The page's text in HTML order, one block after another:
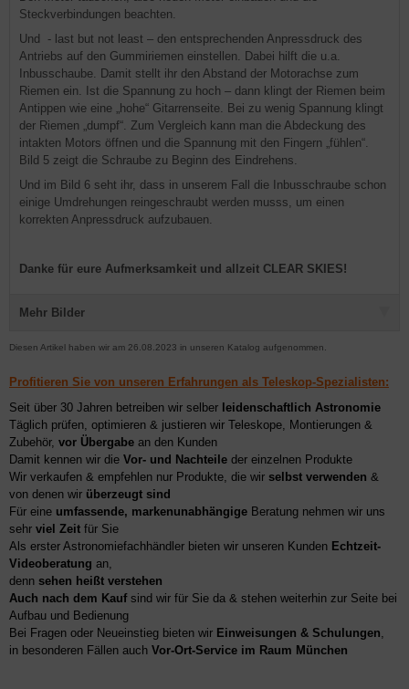
Steckverbindungen beachten.
Und - last but not least – den entsprechenden Anpressdruck des
Antriebs auf den Gummiriemen einstellen. Dabei hilft die u.a.
Inbusschaube. Damit stellt ihr den Abstand der Motorachse zum
Riemen ein. Ist die Spannung zu hoch – dann klingt der Riemen beim
Antippen wie eine „hohe“ Gitarrenseite. Bei zu wenig Spannung klingt
der Riemen „dumpf“. Zum Vergleich kann man die Abdeckung des
intakten Motors öffnen und die Spannung mit den Fingern „fühlen“.
Bild 5 zeigt die Schraube zu Beginn des Eindrehens.
Und im Bild 6 seht ihr, dass in unserem Fall die Inbusschraube schon
einige Umdrehungen reingeschraubt werden musss, um einen
korrekten Anpressdruck aufzubauen.
Danke für eure Aufmerksamkeit und allzeit CLEAR SKIES!
Mehr Bilder
Diesen Artikel haben wir am 26.08.2023 in unseren Katalog aufgenommen.
Profitieren Sie von unseren Erfahrungen als Teleskop-Spezialisten:
Seit über 30 Jahren betreiben wir selber leidenschaftlich Astronomie
Täglich prüfen, optimieren & justieren wir Teleskope, Montierungen &
Zubehör, vor Übergabe an den Kunden
Damit kennen wir die Vor- und Nachteile der einzelnen Produkte
Wir verkaufen & empfehlen nur Produkte, die wir selbst verwenden &
von denen wir überzeugt sind
Für eine umfassende, markenunabhängige Beratung nehmen wir uns
sehr viel Zeit für Sie
Als erster Astronomiefachhändler bieten wir unseren Kunden Echtzeit-
Videoberatung an,
denn sehen heißt verstehen
Auch nach dem Kaufsind wir für Sie da & stehen weiterhin zur Seite bei
Aufbau und Bedienung
Bei Fragen oder Neueinstieg bieten wir Einweisungen & Schulungen,
in besonderen Fällen auch Vor-Ort-Service im Raum München